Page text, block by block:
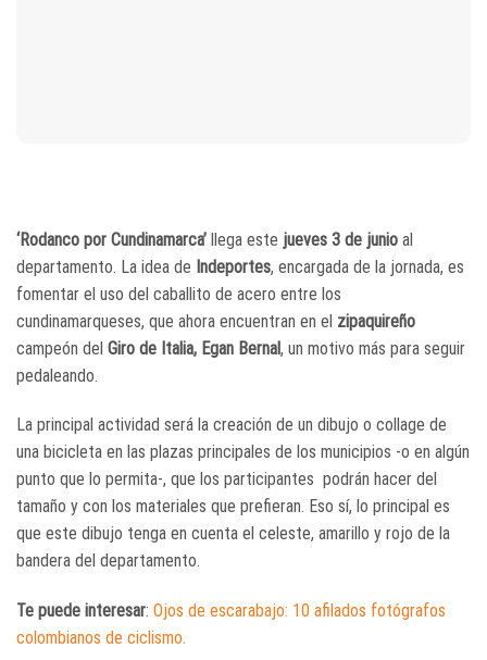
‘Rodanco por Cundinamarca’ llega este jueves 3 de junio al
departamento. La idea de Indeportes, encargada de la jornada, es
fomentar el uso del caballito de acero entre los
cundinamarqueses, que ahora encuentran en el zipaquireño
campeón del Giro de Italia, Egan Bernal, un motivo más para seguir
pedaleando.
La principal actividad será la creación de un dibujo o collage de
una bicicleta en las plazas principales de los municipios -o en algún
punto que lo permita-, que los participantes podrán hacer del
tamaño y con los materiales que prefieran. Eso sí, lo principal es
que este dibujo tenga en cuenta el celeste, amarillo y rojo de la
bandera del departamento.
Te puede interesar: Ojos de escarabajo: 10 afilados fotógrafos
colombianos de ciclismo.